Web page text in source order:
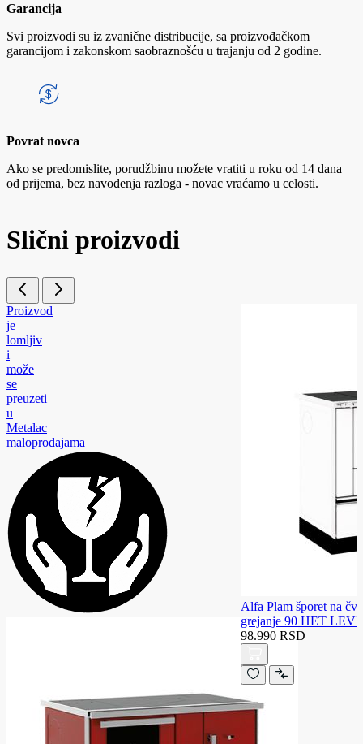
Garancija
Svi proizvodi su iz zvanične distribucije, sa proizvođačkom
garancijom i zakonskom saobraznošću u trajanju od 2 godine.
Povrat novca
Ako se predomislite, porudžbinu možete vratiti u roku od 14 dana
od prijema, bez navođenja razloga - novac vraćamo u celosti.
Slični proizvodi
Proizvod
je
lomljiv
i
može
se
preuzeti
u
Metalac
maloprodajama
Alfa Plam šporet na
grejanje 90 HET LEVI
98.990 RSD